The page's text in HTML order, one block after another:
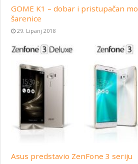
GOME K1 – dobar i pristupačan
šarenice
29. Lipanj 2018
Asus predstavio ZenFone 3 seriju